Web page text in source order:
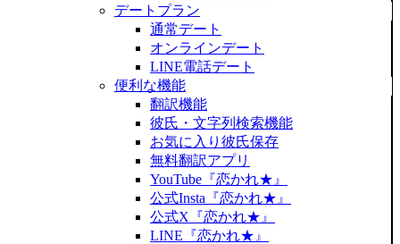
デートプラン
通常デート
オンラインデート
LINE電話デート
便利な機能
翻訳機能
彼氏・文字列検索機能
お気に入り彼氏保存
無料翻訳アプリ
YouTube『恋かれ★』
公式Insta『恋かれ★』
公式X『恋かれ★』
LINE『恋かれ★』